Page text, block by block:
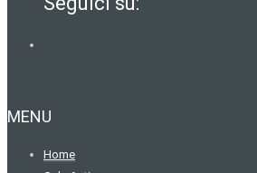
MENU
Home